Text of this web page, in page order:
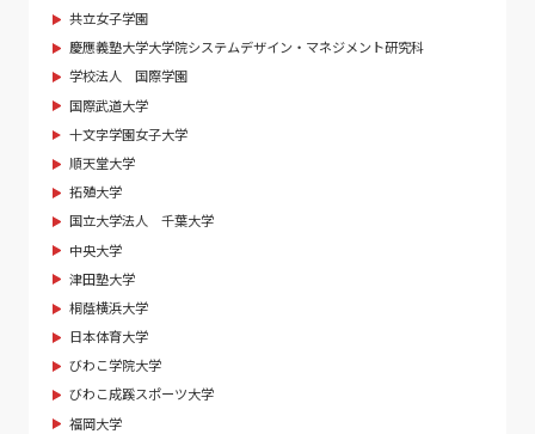
共立女子学園
慶應義塾大学大学院システムデザイン・マネジメント研究科
学校法人 国際学園
国際武道大学
十文字学園女子大学
順天堂大学
拓殖大学
国立大学法人 千葉大学
中央大学
津田塾大学
桐蔭横浜大学
日本体育大学
びわこ学院大学
びわこ成蹊スポーツ大学
福岡大学